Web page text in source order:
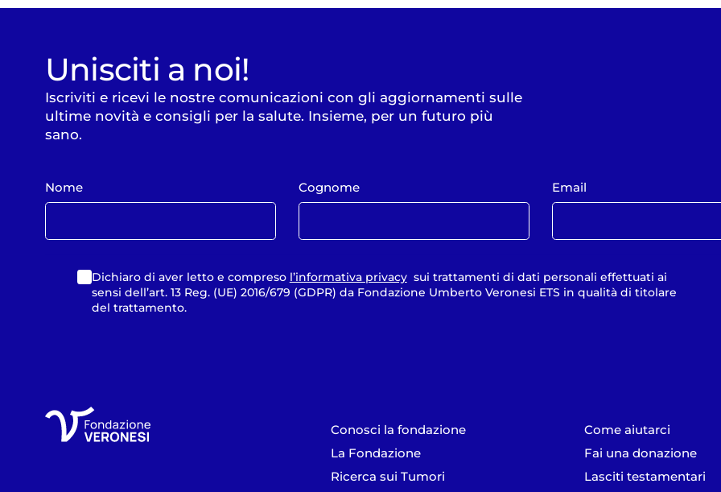
Unisciti a noi!
Iscriviti e ricevi le nostre comunicazioni con gli aggiornamenti sulle
ultime novità e consigli per la salute. Insieme, per un futuro più
sano.
Nome Cognome Email
Dichiaro di aver letto e compreso l’informativa privacysui trattamenti di dati personali effettuati ai
sensi dell’art. 13 Reg. (UE) 2016/679 (GDPR) da Fondazione Umberto Veronesi ETS in qualità di titolare
del trattamento.
Conosci la fondazione
La Fondazione
Ricerca sui Tumori
Come aiutarci
Fai una donazione
Lasciti testamentari